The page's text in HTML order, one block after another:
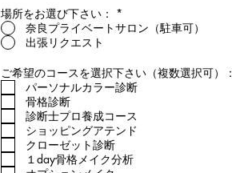
場所をお選び下さい： *
奈良プライベートサロン（駐車可）
出張リクエスト
ご希望のコースを選択下さい（複数選択可）：
パーソナルカラー診断
骨格診断
診断士プロ養成コース
ショッピングアテンド
クローゼット診断
１day骨格メイク分析